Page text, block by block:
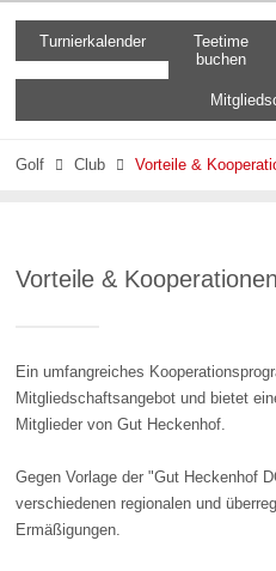
Turnierkalender
Teetime
buchen
Golf  Club  Vorteile &
Vorteile & Kooperationen
Ein umfangreiches
Mitgliedschaftsangebot und bietet
Mitglieder von Gut Heckenhof.
Gegen Vorlage der "Gut Heckenhof
verschiedenen regionalen und
Ermäßigungen.